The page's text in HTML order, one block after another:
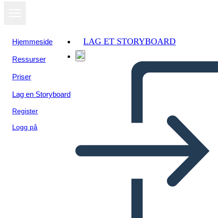
Hjemmeside
Ressurser
Priser
Lag en Storyboard
Register
Logg på
LAG ET STORYBOARD